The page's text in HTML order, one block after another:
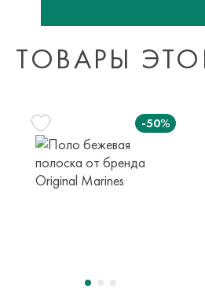
ТОВАРЫ
-50%